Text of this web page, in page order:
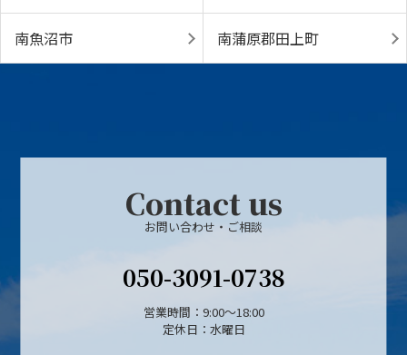
南魚沼市 南蒲原郡田上町
Contact us
お問い合わせ・ご相談
050-3091-0738
営業時間：9:00～18:00
定休日：水曜日